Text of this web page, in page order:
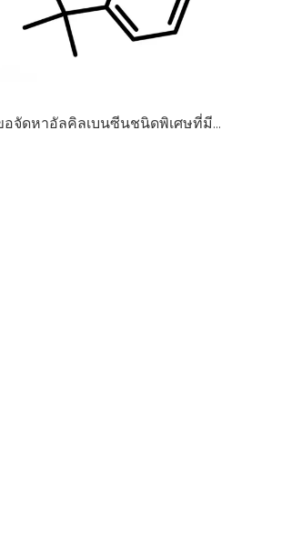
คำขอจัดหาอัลคิลเบนซีนชนิดพิเศษที่มีความบริสุทธิ์สูงระยะยาว หัวข้อ 2 | 行业应用导向型